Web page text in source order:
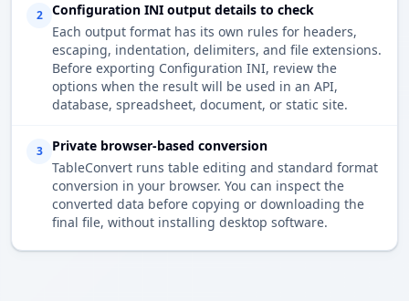
2
Configuration INI output details to check
Each output format has its own rules for headers,
escaping, indentation, delimiters, and file extensions.
Before exporting Configuration INI, review the
options when the result will be used in an API,
database, spreadsheet, document, or static site.
3
Private browser-based conversion
TableConvert runs table editing and standard format
conversion in your browser. You can inspect the
converted data before copying or downloading the
final file, without installing desktop software.